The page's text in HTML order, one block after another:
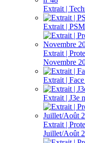
Extrait |
Extrait |
Extrait |
Novembre
Extrait |
Extrait | J3e
Extrait |
Juillet/Août